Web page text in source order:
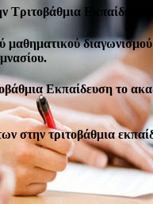
Τριτοβάθμια Εκπαίδευση
μαθηματικού διαγωνισμού
Εκπαίδευση το
στην τριτοβάθμια